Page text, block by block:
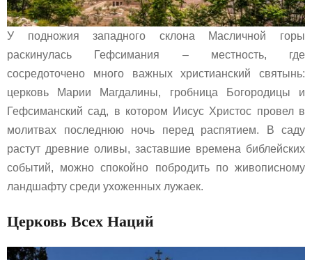
У подножия западного склона Масличной горы
раскинулась Гефсимания – местность, где
сосредоточено много важных христианский святынь:
церковь Марии Магдалины, гробница Богородицы и
Гефсиманский сад, в котором Иисус Христос провел в
молитвах последнюю ночь перед распятием. В саду
растут древние оливы, заставшие времена библейских
событий, можно спокойно побродить по живописному
ландшафту среди ухоженных лужаек.
Церковь Всех Наций